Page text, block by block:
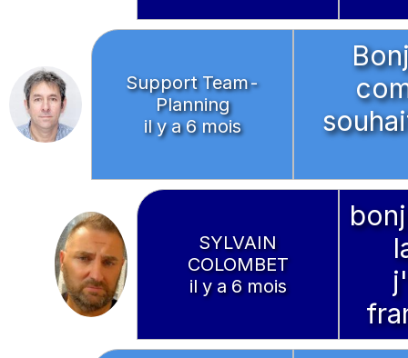
Support Team-
Planning
il y a 6 mois
SYLVAIN
COLOMBET
il y a 6 mois